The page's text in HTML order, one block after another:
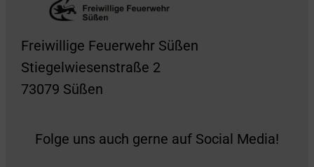
Freiwillige Feuerwehr Süßen
Stiegelwiesenstraße 2
73079 Süßen
Folge uns auch gerne auf Social Media!